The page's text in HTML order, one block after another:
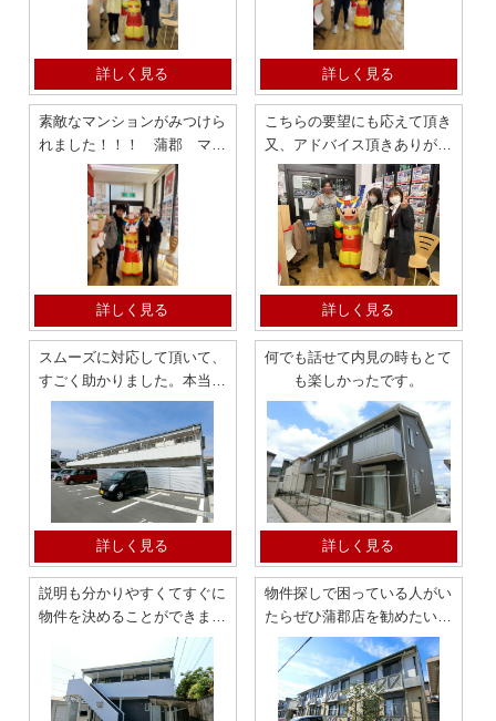
詳しく見る 詳しく見る
素敵なマンションがみつけら
れました！！！ 蒲郡 マン
ション
詳しく見る
こちらの要望にも応えて頂き
又、アドバイス頂きありがと
うございました 竹谷 マン
ション
詳しく見る
スムーズに対応して頂いて、
すごく助かりました。本当に
ありがとうございます。 松
原町 鉄骨造 アパート
詳しく見る
何でも話せて内見の時もとて
も楽しかったです。
詳しく見る
説明も分かりやすくてすぐに
物件を決めることができまし
物件探しで困っている人がい
たらぜひ蒲郡店を勧めたいで
す。